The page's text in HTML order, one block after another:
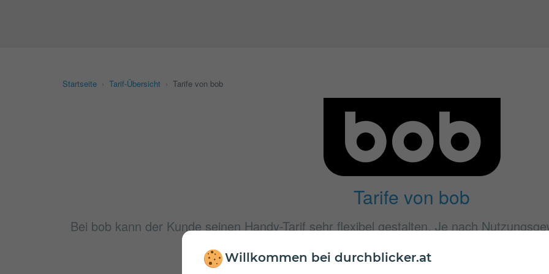
Willkommen bei durchblicker.at
Startseite Tarif-Übersicht Tarife von bob
Tarife von bob
Bei bob kann der Kunde seinen Handy-Tarif sehr flexibel gestalten. Je nach